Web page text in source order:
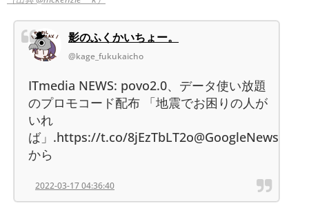
影のふくかいちょー。
@kage_fukukaicho
ITmedia NEWS: povo2.0、データ使い放題
のプロモコード配布 「地震でお困りの人が
いれ
ば」.https://t.co/8jEzTbLT2o@GoogleNews
から
2022-03-17 04:36:40